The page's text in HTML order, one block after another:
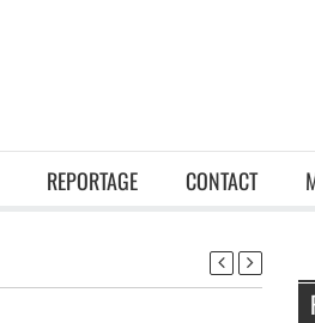
REPORTAGE CONTACT